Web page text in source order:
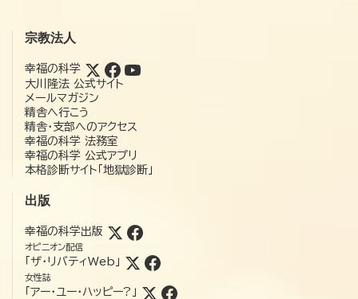
宗教法人
幸福の科学
大川隆法 公式サイト
メールマガジン
精舎へ行こう
精舎・支部へのアクセス
幸福の科学 法務室
幸福の科学 公式アプリ
本格診断サイト「地獄診断」
出版
幸福の科学出版
オピニオン配信
「ザ・リバティWeb」
女性誌
「アー・ユー・ハッピー?」